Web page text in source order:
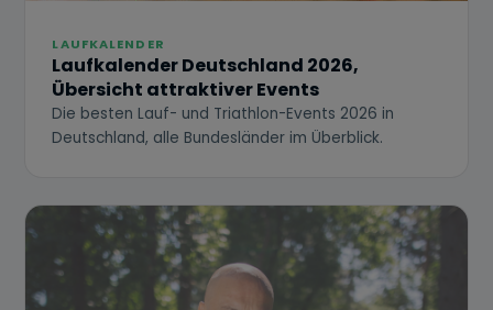
LAUFKALENDER
Laufkalender Deutschland 2026,
Übersicht attraktiver Events
Die besten Lauf- und Triathlon-Events 2026 in
Deutschland, alle Bundesländer im Überblick.